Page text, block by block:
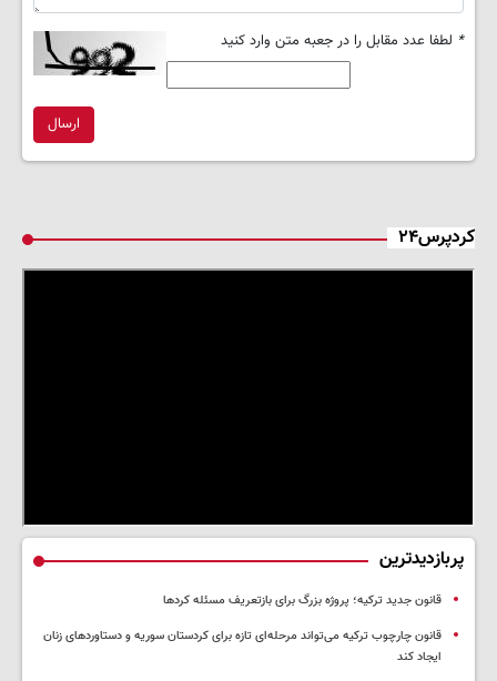
* لطفا عدد مقابل را در جعبه متن وارد کنید
ارسال
کردپرس۲۴
پربازدیدترین
قانون جدید ترکیه؛ پروژه بزرگ‌ برای بازتعریف مسئله کردها
قانون چارچوب ترکیه می‌تواند مرحله‌ای تازه برای کردستان سوریه و دستاوردهای زنان
ایجاد کند